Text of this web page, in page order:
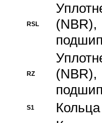
RSL
RZ
S1